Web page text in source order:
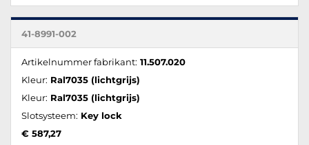
41-8991-002
Artikelnummer fabrikant: 11.507.020
Kleur: Ral7035 (lichtgrijs)
Kleur: Ral7035 (lichtgrijs)
Slotsysteem: Key lock
€ 587,27